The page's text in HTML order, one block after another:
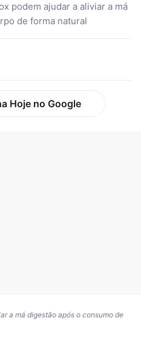
podem ajudar a aliviar a má
de forma natural
Hoje no Google
a má digestão após o consumo de